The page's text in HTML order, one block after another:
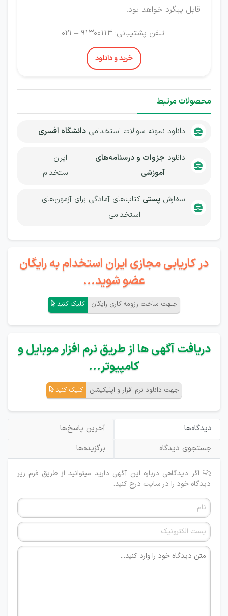
قابل پیگرد خواهد بود.
تلفن پشتیبانی: 91300113 – 021
خرید و دانلود
محصولات مرتبط
دانلود نمونه سوالات استخدامی دانشگاه افسری
دانلود جزوات و درسنامه‌های
آموزشی
ایران
استخدام
سفارش پستی کتاب‌های آمادگی برای آزمون‌های
استخدامی
در کاریابی مجازی ایران استخدام به رایگان
عضو شوید...
جـهت ساخت رزومه کاری رایگان کلیک کنید
دریافت آگهی ها از طریق نرم افزار موبایل و
کامپیوتر...
جهت دانلود نرم افزار و اپلیکیشن کلیک کنید
دیدگاه‌ها
آخرین پاسخ‌ها
جستجوی دیدگاه
برگزیده‌ها
اگر دیدگاهی درباره این آگهی دارید میتوانید از طریق فرم زیر
دیدگاه خود را در سایت درج کنید.